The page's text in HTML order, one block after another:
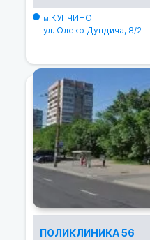
м.КУПЧИНО
ул. Олеко Дундича, 8/2
ПОЛИКЛИНИКА 56